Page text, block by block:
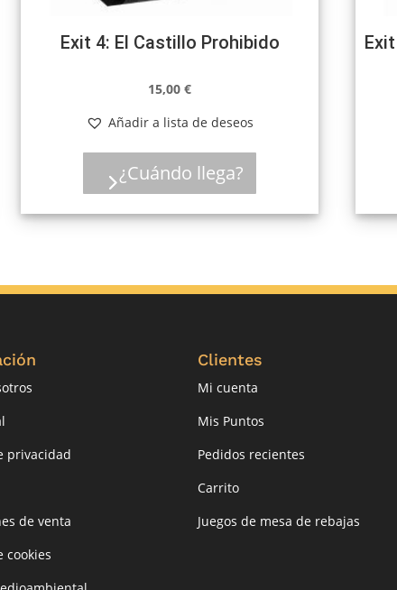
Exit 4: El Castillo Prohibido
15,00€
Añadir a lista de deseos
¿Cuándo llega?
privacidad
de venta
cookies
Clientes
Mi cuenta
Mis Puntos
Pedidos recientes
Carrito
Juegos de mesa de rebajas